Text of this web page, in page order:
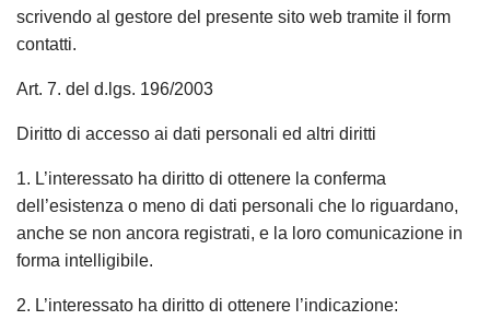
scrivendo al gestore del presente sito web tramite il form
contatti.
Art. 7. del d.lgs. 196/2003
Diritto di accesso ai dati personali ed altri diritti
1. L’interessato ha diritto di ottenere la conferma
dell’esistenza o meno di dati personali che lo riguardano,
anche se non ancora registrati, e la loro comunicazione in
forma intelligibile.
2. L’interessato ha diritto di ottenere l’indicazione: